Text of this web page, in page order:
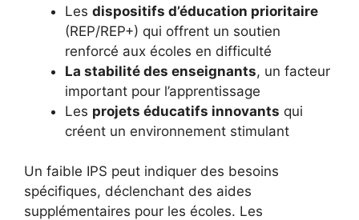
Les dispositifs d’éducation prioritaire
(REP/REP+) qui offrent un soutien
renforcé aux écoles en difficulté
La stabilité des enseignants, un facteur
important pour l’apprentissage
Les projets éducatifs innovants qui
créent un environnement stimulant
Un faible IPS peut indiquer des besoins
spécifiques, déclenchant des aides
supplémentaires pour les écoles. Les